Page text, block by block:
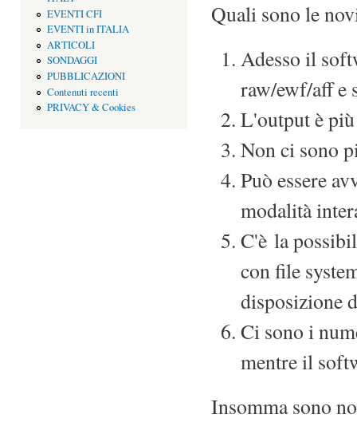
EVENTI CFI
EVENTI in ITALIA
ARTICOLI
SONDAGGI
PUBBLICAZIONI
Contenuti recenti
PRIVACY & Cookies
Quali sono le
Adesso il
raw/ewf/aff e
L'output è
Non ci sono
Può essere
modalità
C'è la
con file
disposizione
Ci sono i
mentre il
Insomma sono